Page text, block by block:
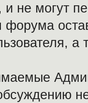
не могут
а